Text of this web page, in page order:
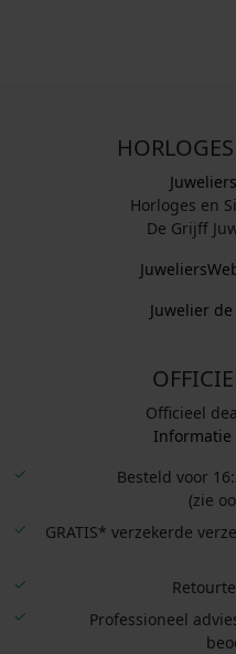
Horloges en
De Grijff
Juwelier
Officieel
Informatie
Besteld voor
(zie
GRATIS* verzekerde
Professioneel